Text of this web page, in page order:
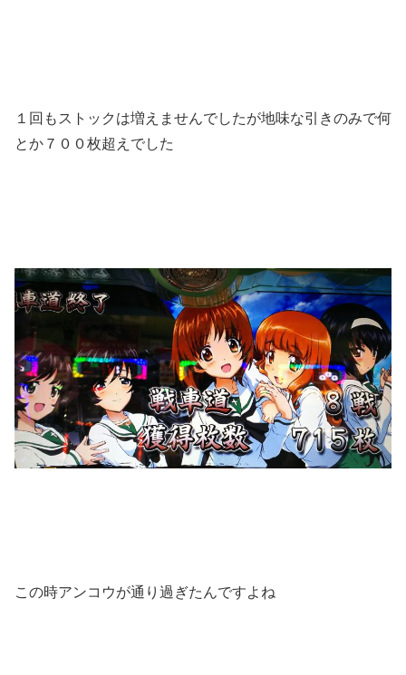
１回もストックは増えませんでしたが地味な引きのみで何
とか７００枚超えでした
この時アンコウが通り過ぎたんですよね